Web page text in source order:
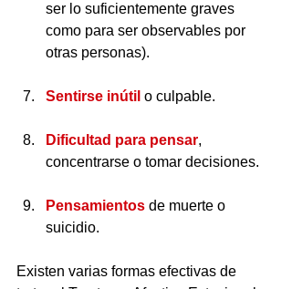
ser lo suficientemente graves
como para ser observables por
otras personas).
Sentirse inútil o culpable.
Dificultad para pensar,
concentrarse o tomar decisiones.
Pensamientos de muerte o
suicidio.
Existen varias formas efectivas de